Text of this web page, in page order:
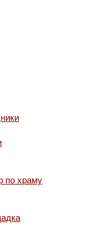
по храму